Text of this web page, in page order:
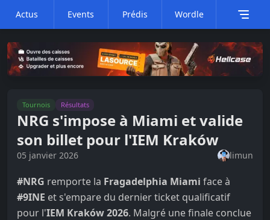
Actus Events Prédis Wordle
Tournois Résultats
NRG s'impose à Miami et valide
son billet pour l'IEM Kraków
05 janvier 2026 limun
#NRG remporte la Fragadelphia Miami face à
#9INE et s'empare du dernier ticket qualificatif
pour l'IEM Kraków 2026. Malgré une finale conclue